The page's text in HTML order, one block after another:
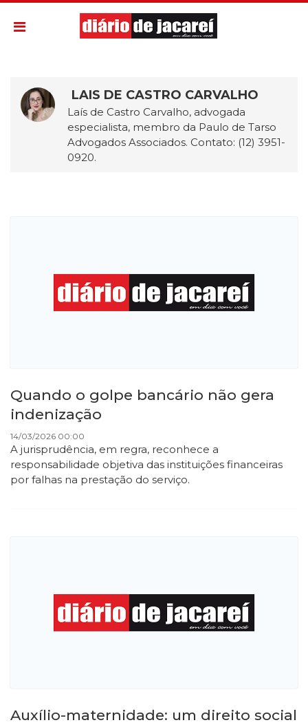
LAIS DE CASTRO CARVALHO
Laís de Castro Carvalho, advogada
especialista, membro da Paulo de Tarso
Advogados Associados. Contato: (12) 3951-
0920.
Quando o golpe bancário não gera
indenização
14/03/2026 00:00
A jurisprudência, em regra, reconhece a
responsabilidade objetiva das instituições financeiras
por falhas na prestação do serviço.
Auxílio-maternidade: um direito social